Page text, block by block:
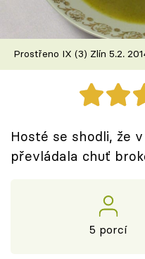
Škola vaření
Recepty z TV
Speciál: Cuketa
Sledujte prima+
Prostřeno IX (3) Zlín 5.2.
Hosté se shodli, že
převládala chuť
5 porcí